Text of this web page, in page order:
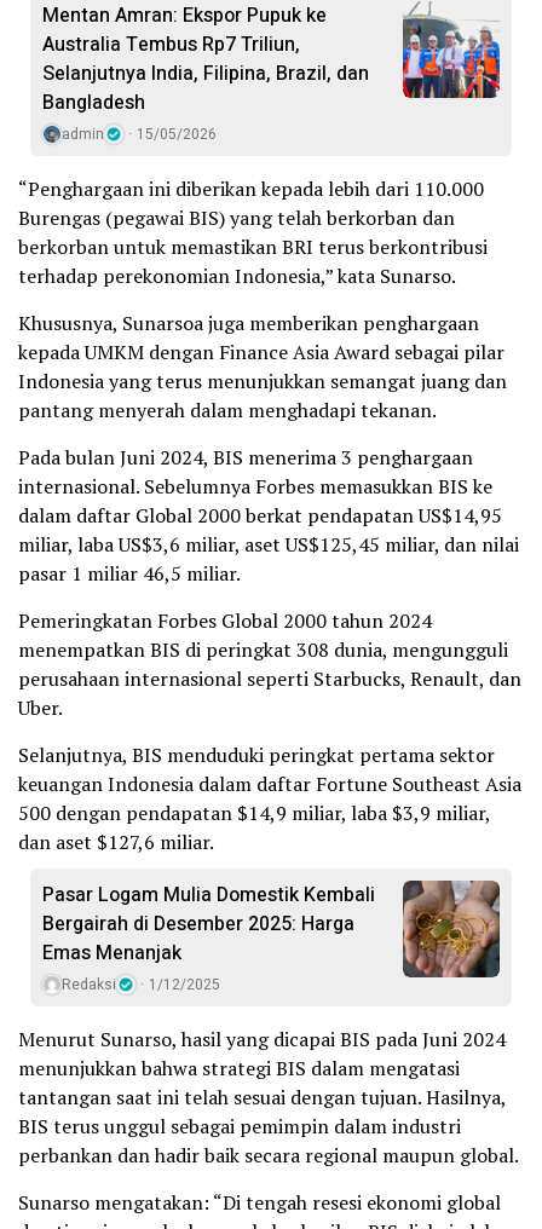
Mentan Amran: Ekspor Pupuk ke
Australia Tembus Rp7 Triliun,
Selanjutnya India, Filipina, Brazil, dan
Bangladesh
admin 15/05/2026
“Penghargaan ini diberikan kepada lebih dari 110.000
Burengas (pegawai BIS) yang telah berkorban dan
berkorban untuk memastikan BRI terus berkontribusi
terhadap perekonomian Indonesia,” kata Sunarso.
Khususnya, Sunarsoa juga memberikan penghargaan
kepada UMKM dengan Finance Asia Award sebagai pilar
Indonesia yang terus menunjukkan semangat juang dan
pantang menyerah dalam menghadapi tekanan.
Pada bulan Juni 2024, BIS menerima 3 penghargaan
internasional. Sebelumnya Forbes memasukkan BIS ke
dalam daftar Global 2000 berkat pendapatan US$14,95
miliar, laba US$3,6 miliar, aset US$125,45 miliar, dan nilai
pasar 1 miliar 46,5 miliar.
Pemeringkatan Forbes Global 2000 tahun 2024
menempatkan BIS di peringkat 308 dunia, mengungguli
perusahaan internasional seperti Starbucks, Renault, dan
Uber.
Selanjutnya, BIS menduduki peringkat pertama sektor
keuangan Indonesia dalam daftar Fortune Southeast Asia
500 dengan pendapatan $14,9 miliar, laba $3,9 miliar,
dan aset $127,6 miliar.
Pasar Logam Mulia Domestik Kembali
Bergairah di Desember 2025: Harga
Emas Menanjak
Redaksi 1/12/2025
Menurut Sunarso, hasil yang dicapai BIS pada Juni 2024
menunjukkan bahwa strategi BIS dalam mengatasi
tantangan saat ini telah sesuai dengan tujuan. Hasilnya,
BIS terus unggul sebagai pemimpin dalam industri
perbankan dan hadir baik secara regional maupun global.
Sunarso mengatakan: “Di tengah resesi ekonomi global